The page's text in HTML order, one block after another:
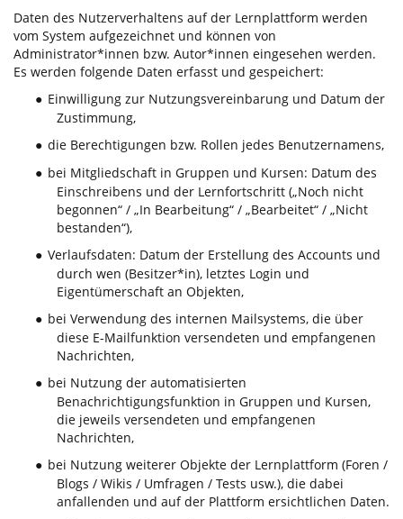
Daten des Nutzerverhaltens auf der Lernplattform werden
vom System aufgezeichnet und können von
Administrator*innen bzw. Autor*innen eingesehen werden.
Es werden folgende Daten erfasst und gespeichert:
● Einwilligung zur Nutzungsvereinbarung und Datum der
Zustimmung,
● die Berechtigungen bzw. Rollen jedes Benutzernamens,
● bei Mitgliedschaft in Gruppen und Kursen: Datum des
Einschreibens und der Lernfortschritt („Noch nicht
begonnen“ / „In Bearbeitung“ / „Bearbeitet“ / „Nicht
bestanden“),
● Verlaufsdaten: Datum der Erstellung des Accounts und
durch wen (Besitzer*in), letztes Login und
Eigentümerschaft an Objekten,
● bei Verwendung des internen Mailsystems, die über
diese E-Mailfunktion versendeten und empfangenen
Nachrichten,
● bei Nutzung der automatisierten
Benachrichtigungsfunktion in Gruppen und Kursen,
die jeweils versendeten und empfangenen
Nachrichten,
● bei Nutzung weiterer Objekte der Lernplattform (Foren /
Blogs / Wikis / Umfragen / Tests usw.), die dabei
anfallenden und auf der Plattform ersichtlichen Daten.